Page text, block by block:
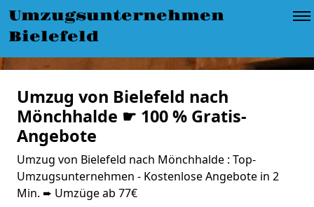
Umzugsunternehmen
Bielefeld
Umzug von Bielefeld nach
Mönchhalde ☛ 100 % Gratis-
Angebote
Umzug von Bielefeld nach Mönchhalde : Top-
Umzugsunternehmen - Kostenlose Angebote in 2
Min. ➨ Umzüge ab 77€